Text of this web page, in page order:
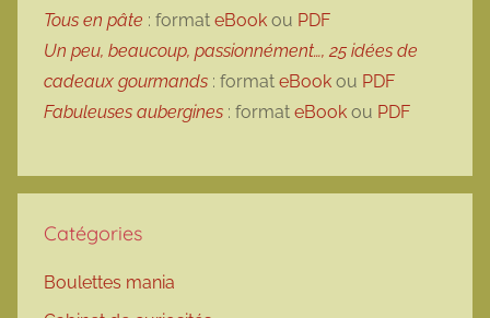
Tous en pâte : format eBook ou PDF
Un peu, beaucoup, passionnément…, 25 idées de
cadeaux gourmands : format eBook ou PDF
Fabuleuses aubergines : format eBook ou PDF
Catégories
Boulettes mania